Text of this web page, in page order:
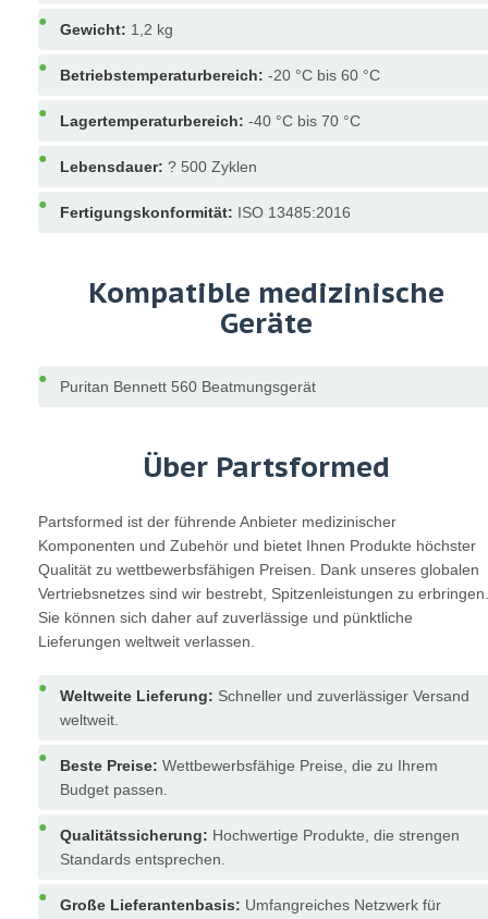
Gewicht: 1,2 kg
Betriebstemperaturbereich: -20 °C bis 60 °C
Lagertemperaturbereich: -40 °C bis 70 °C
Lebensdauer: ? 500 Zyklen
Fertigungskonformität: ISO 13485:2016
Kompatible medizinische
Geräte
Puritan Bennett 560 Beatmungsgerät
Über Partsformed
Partsformed ist der führende Anbieter medizinischer
Komponenten und Zubehör und bietet Ihnen Produkte höchster
Qualität zu wettbewerbsfähigen Preisen. Dank unseres globalen
Vertriebsnetzes sind wir bestrebt, Spitzenleistungen zu erbringen.
Sie können sich daher auf zuverlässige und pünktliche
Lieferungen weltweit verlassen.
Weltweite Lieferung: Schneller und zuverlässiger Versand
weltweit.
Beste Preise: Wettbewerbsfähige Preise, die zu Ihrem
Budget passen.
Qualitätssicherung: Hochwertige Produkte, die strengen
Standards entsprechen.
Große Lieferantenbasis: Umfangreiches Netzwerk für